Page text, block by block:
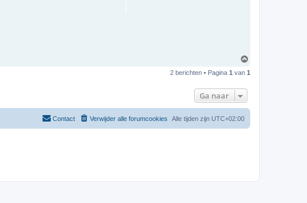
h
2 berichten • Pagina 1 van 1
Ga naar
Alle tijden zijn UTC+02:00
Verwijder alle forumcookies
Contact